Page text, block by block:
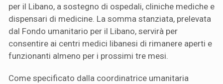
per il Libano, a sostegno di ospedali, cliniche mediche e
dispensari di medicine. La somma stanziata, prelevata
dal Fondo umanitario per il Libano, servirà per
consentire ai centri medici libanesi di rimanere aperti e
funzionanti almeno per i prossimi tre mesi.
Come specificato dalla coordinatrice umanitaria